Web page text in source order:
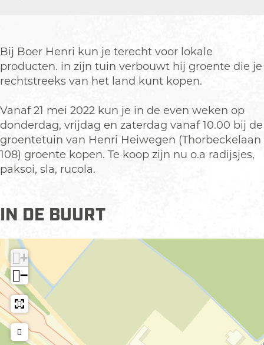
e
r
H
n
r
i
B
o
e
H
e
n
r
i
Bij Boer Henri kun je terecht voor lokale
producten. in zijn tuin verbouwt hij groente die je
rechtstreeks van het land kunt kopen.
Vanaf 21 mei 2022 kun je in de even weken op
donderdag, vrijdag en zaterdag vanaf 10.00 bij de
groentetuin van Henri Heiwegen (Thorbeckelaan
108) groente kopen. Te koop zijn nu o.a radijsjes,
paksoi, sla, rucola.
IN DE BUURT
+
−